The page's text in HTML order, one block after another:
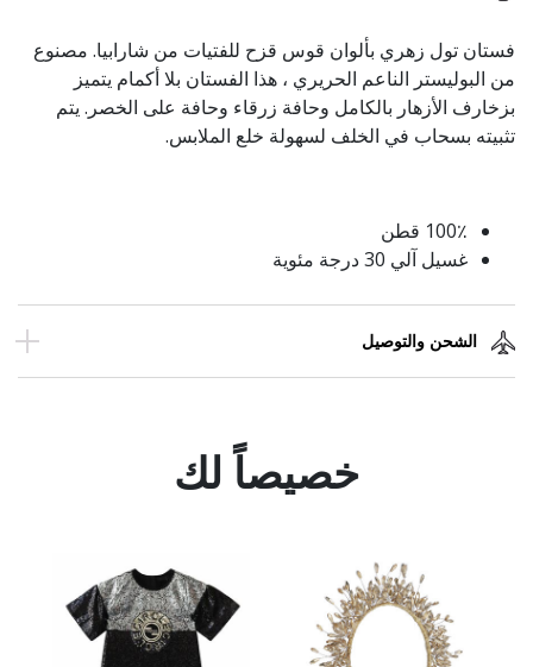
فستان تول زهري بألوان قوس قزح للفتيات من شارابيا. مصنوع
من البوليستر الناعم الحريري ، هذا الفستان بلا أكمام يتميز
بزخارف الأزهار بالكامل وحافة زرقاء وحافة على الخصر. يتم
تثبيته بسحاب في الخلف لسهولة خلع الملابس.
100٪ قطن
غسيل آلي 30 درجة مئوية
الشحن والتوصيل
خصيصاً لك